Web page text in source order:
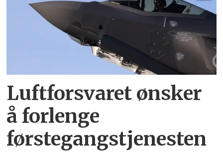
Luftforsvaret ønsker
å forlenge
førstegangstjenesten